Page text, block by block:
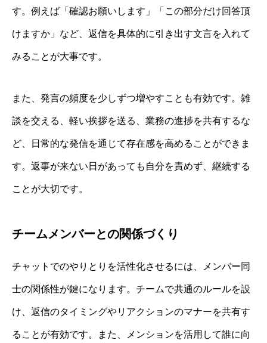
す。例えば「確認お願いします」「この部分だけ回答頂
けますか」など、返信を具体的に引き出す文言を入れて
みることが大事です。
また、発言の頻度を少しずつ増やすことも有効です。雑
談を交える、軽い挨拶を送る、業務の進捗を共有するな
ど、日常的な発信を通じて存在感を高めることができま
す。返事が来ない日があっても自分を責めず、継続する
ことが大切です。
チームメンバーとの関係づくり
チャットでのやりとりを活性化させるには、メンバー同
士の関係性が鍵になります。チームで共通のルールを設
け、返信のタイミングやリアクションのマナーを共有す
ることが有効です。また、メンションを活用して誰に向